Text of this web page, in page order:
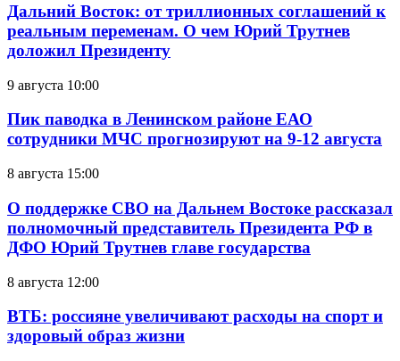
Дальний Восток: от триллионных соглашений к
реальным переменам. О чем Юрий Трутнев
доложил Президенту
9 августа 10:00
Пик паводка в Ленинском районе ЕАО
сотрудники МЧС прогнозируют на 9-12 августа
8 августа 15:00
О поддержке СВО на Дальнем Востоке рассказал
полномочный представитель Президента РФ в
ДФО Юрий Трутнев главе государства
8 августа 12:00
ВТБ: россияне увеличивают расходы на спорт и
здоровый образ жизни